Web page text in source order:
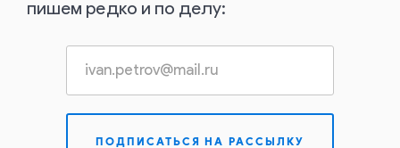
пишем редко и по делу: